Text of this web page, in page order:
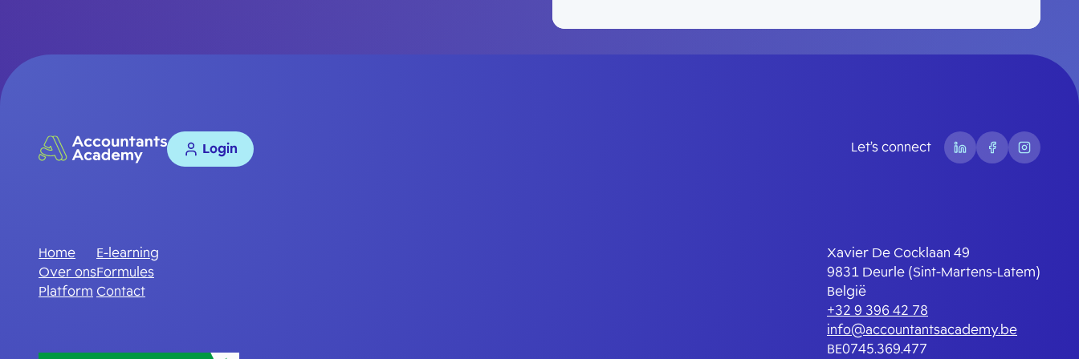
Login Let’s connect
Home
Over ons
Platform
E-learning
Formules
Contact
Xavier De Cocklaan 49
9831 Deurle (Sint-Martens-Latem)
België
+32 9 396 42 78
info@accountantsacademy.be
BE0745.369.477